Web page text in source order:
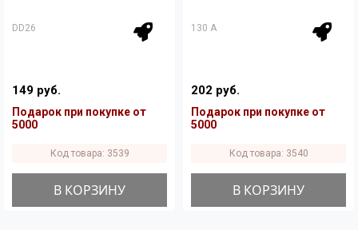
DD26
149 руб.
Подарок при покупке от
5000
Код товара: 3539
В КОРЗИНУ
130 A
202 руб.
Подарок при покупке от
5000
Код товара: 3540
В КОРЗИНУ